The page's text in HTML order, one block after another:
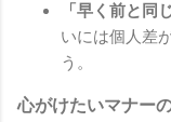
「早く前と同
いには個人差
う。
心がけたいマナー